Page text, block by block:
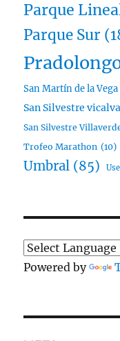
Parque
Parque Sur
San Martín de la Vega
San Silvestre
San Silvestre
Trofeo Marathon (10)
Umbral (85)
Powered by